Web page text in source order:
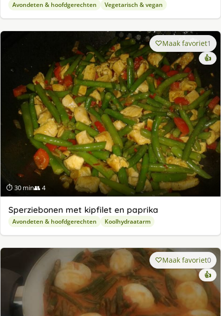
Avondeten & hoofdgerechten Vegetarisch & vegan
⏱ 30 min👥 4
Maak favoriet1
👍
Sperziebonen met kipfilet en paprika
Avondeten & hoofdgerechten Koolhydraatarm
Maak favoriet0
👍